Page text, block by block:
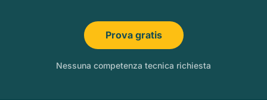
Prova gratis
Nessuna competenza tecnica richiesta